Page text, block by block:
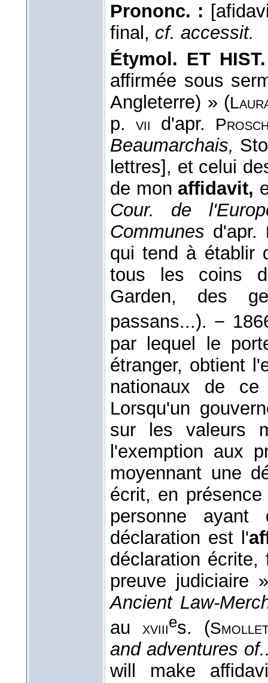
Prononc. :
final, cf. accessit.
Étymol. ET
affirmée sous
Angleterre) » (
p. vii d'apr.
Beaumarchais,
lettres], et celui
de mon affidavit,
Cour. de
Communes d'apr.
qui tend à établir
tous les coins
Garden, des
passans...). −
par lequel le
étranger, obtient
nationaux de
Lorsqu'un
sur les valeurs
l'exemption aux
moyennant une
écrit, en
personne
déclaration est l'
déclaration
preuve judiciaire
Ancient Law-
au
xviiies. (
and adventures
will make